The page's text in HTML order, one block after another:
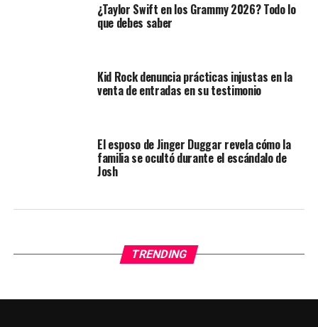
¿Taylor Swift en los Grammy 2026? Todo lo
que debes saber
Kid Rock denuncia prácticas injustas en la
venta de entradas en su testimonio
El esposo de Jinger Duggar revela cómo la
familia se ocultó durante el escándalo de
Josh
TRENDING